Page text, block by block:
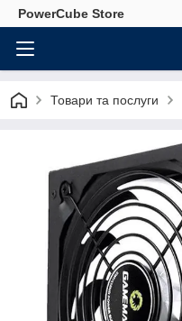
PowerCube Store
Товари та послуги